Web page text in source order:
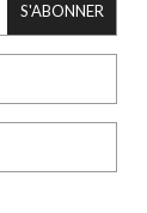
S'ABONNER